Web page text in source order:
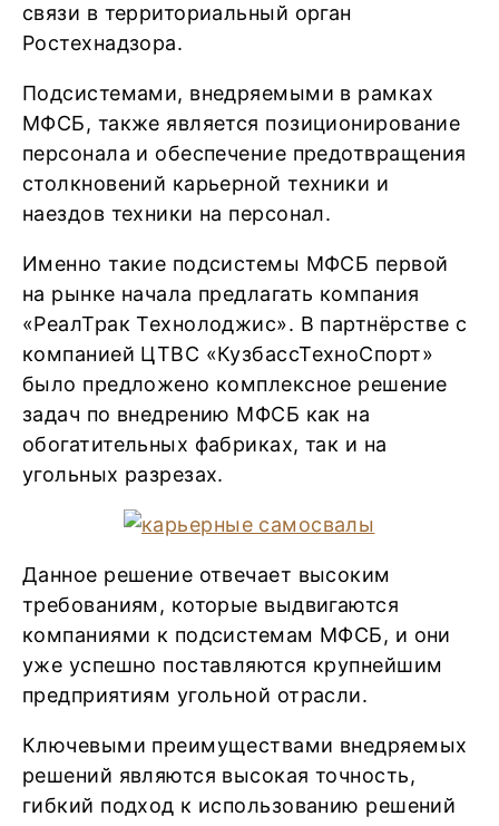
связи в территориальный орган
Ростехнадзора.
Подсистемами, внедряемыми в рамках
МФСБ, также является позиционирование
персонала и обеспечение предотвращения
столкновений карьерной техники и
наездов техники на персонал.
Именно такие подсистемы МФСБ первой
на рынке начала предлагать компания
«РеалТрак Технолоджис». В партнёрстве с
компанией ЦТВС «КузбассТехноСпорт»
было предложено комплексное решение
задач по внедрению МФСБ как на
обогатительных фабриках, так и на
угольных разрезах.
Данное решение отвечает высоким
требованиям, которые выдвигаются
компаниями к подсистемам МФСБ, и они
уже успешно поставляются крупнейшим
предприятиям угольной отрасли.
Ключевыми преимуществами внедряемых
решений являются высокая точность,
гибкий подход к использованию решений